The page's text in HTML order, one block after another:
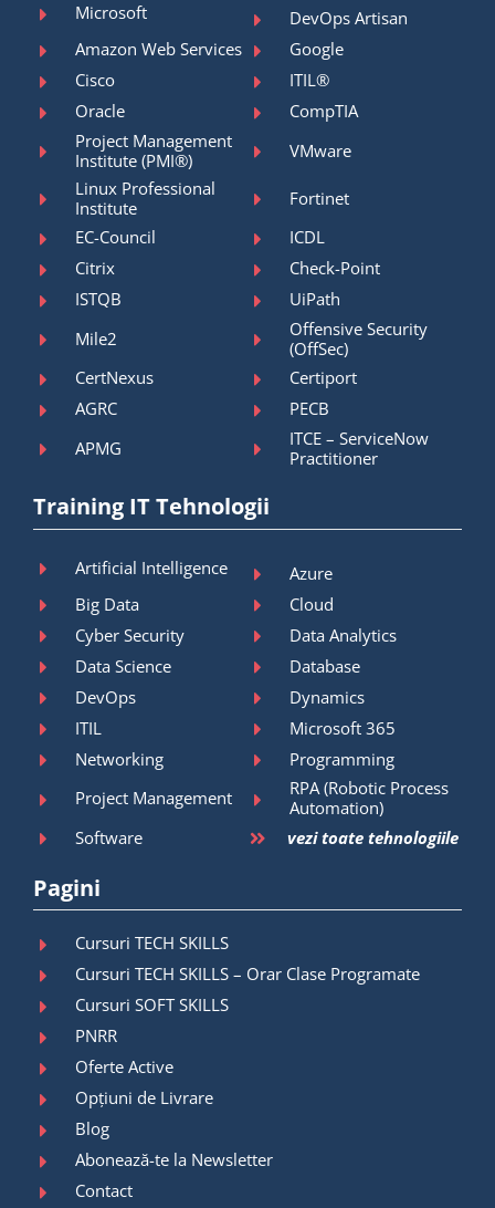
Microsoft
DevOps Artisan
Amazon Web Services
Google
Cisco
ITIL®
Oracle
CompTIA
Project Management
Institute (PMI®)
VMware
Linux Professional
Institute
Fortinet
EC-Council
ICDL
Citrix
Check-Point
ISTQB
UiPath
Mile2
Offensive Security
(OffSec)
CertNexus
Certiport
AGRC
PECB
APMG
ITCE – ServiceNow
Practitioner
Training IT Tehnologii
Artificial Intelligence
Azure
Big Data
Cloud
Cyber Security
Data Analytics
Data Science
Database
DevOps
Dynamics
ITIL
Microsoft 365
Networking
Programming
Project Management
RPA (Robotic Process
Automation)
Software
vezi toate tehnologiile
Pagini
Cursuri TECH SKILLS
Cursuri TECH SKILLS – Orar Clase Programate
Cursuri SOFT SKILLS
PNRR
Oferte Active
Opțiuni de Livrare
Blog
Abonează-te la Newsletter
Contact